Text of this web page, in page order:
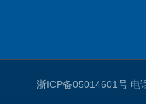
浙ICP备05014601号电